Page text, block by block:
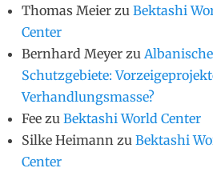
Thomas Meier zu Bektashi
Center
Bernhard Meyer zu Albanische
Schutzgebiete:
Verhandlungsmasse?
Fee zu Bektashi World Center
Silke Heimann zu Bektashi
Center